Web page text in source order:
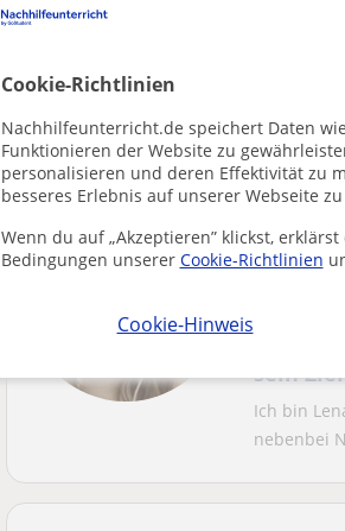
Cookie-Richtlinien
Nachhilfeunterricht.de speichert Daten
Funktionieren der Website zu
personalisieren und deren Effektivität zu
besseres Erlebnis auf unserer Webseite
Wenn du auf „Akzeptieren” klickst,
Bedingungen unserer Cookie-Richtlinien
Cookie-Hinweis
My name
sein
Ich bin
nebenbei